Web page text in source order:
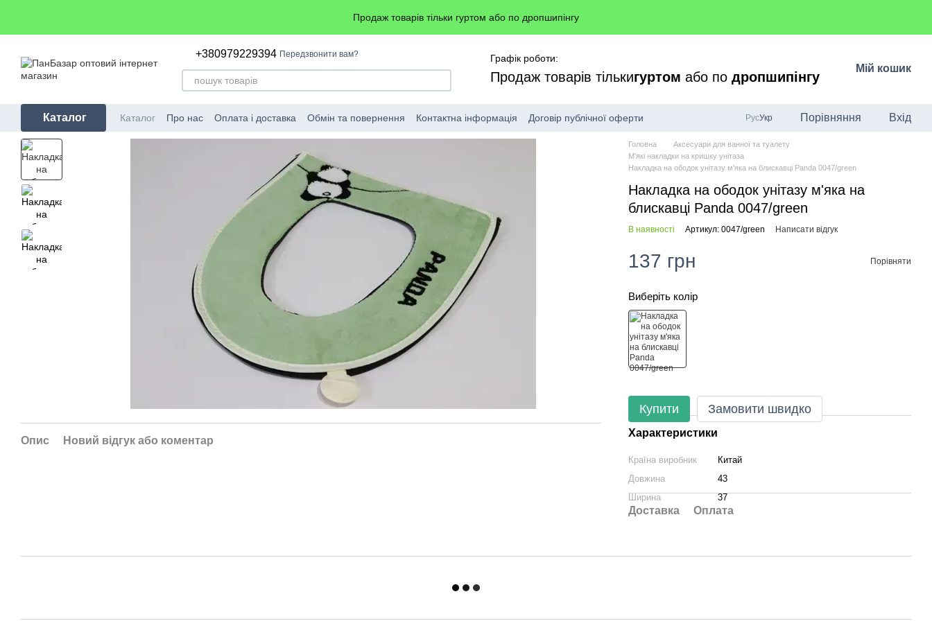
Продаж товарів тільки гуртом або по дропшипінгу
+380979229394 Передзвонити вам? Графік роботи:
Продаж товарів тількигуртом або по дропшипінгу
Мій кошик
Каталог Каталог Про нас Оплата і доставка Обмін та повернення Контактна інформація Договір публічної оферти РусУкр Порівняння Вхід
Опис Новий відгук або коментар
Головна
Аксесуари для ванної та туалету
М'які накладки на кришку унітаза
Накладка на ободок унітазу м'яка на блискавці Panda 0047/green
Накладка на ободок унітазу м'яка на
блискавці Panda 0047/green
В наявності Артикул: 0047/green Написати відгук
137 грн Порівняти
Виберіть колір
Купити Замовити швидко
Характеристики
Країна виробник
Китай
Довжина
43
Ширина
37
Доставка Оплата